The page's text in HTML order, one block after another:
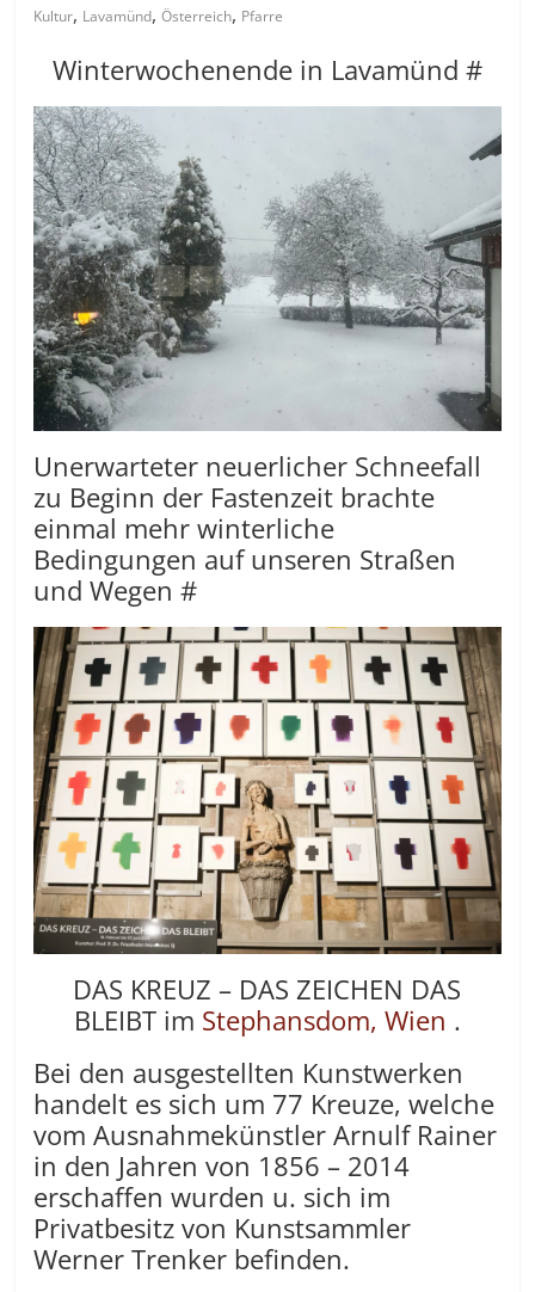
Kultur, Lavamünd,Österreich, Pfarre
Winterwochenende in Lavamünd #
Unerwarteter neuerlicher Schneefall
zu Beginn der Fastenzeit brachte
einmal mehr winterliche
Bedingungen auf unseren Straßen
und Wegen #
DAS KREUZ – DAS ZEICHEN DAS
BLEIBT im Stephansdom, Wien .
Bei den ausgestellten Kunstwerken
handelt es sich um 77 Kreuze, welche
vom Ausnahmekünstler Arnulf Rainer
in den Jahren von 1856 – 2014
erschaffen wurden u. sich im
Privatbesitz von Kunstsammler
Werner Trenker befinden.